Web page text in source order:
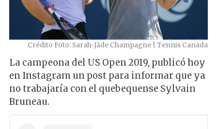
Crédito Foto: Sarah-Jäde Champagne | Tennis Canada
La campeona del US Open 2019, publicó hoy
en Instagram un post para informar que ya
no trabajaría con el quebequense Sylvain
Bruneau.